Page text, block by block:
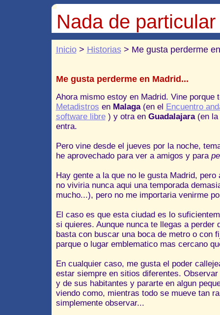
Nada de particular
Inicio> Historias> Me gusta perderme
Me gusta perderme en Madrid...
Ahora mismo estoy en Madrid. Vine porque
Metadistros en Malaga(en el Encuentro
software libre) y otra en Guadalajara(en la
entra.
Pero vine desde el jueves por la noche,
he aprovechado para ver a amigos y para
Hay gente a la que no le gusta Madrid,
no viviria nunca aqui una temporada
mucho...), pero no me importaria venirme
El caso es que esta ciudad es lo
si quieres. Aunque nunca te llegas a perder
basta con buscar una boca de metro o con
parque o lugar emblematico mas cercano
En cualquier caso, me gusta el poder
estar siempre en sitios diferentes.
y de sus habitantes y pararte en algun
viendo como, mientras todo se mueve tan
simplemente observar...